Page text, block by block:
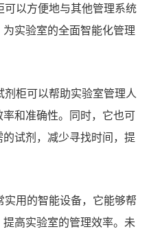
以方便地与其他管理系统
实验室的全面智能化管理
柜可以帮助实验室管理人
和准确性。同时，它也可
试剂，减少寻找时间，提
用的智能设备，它能够帮
高实验室的管理效率。未